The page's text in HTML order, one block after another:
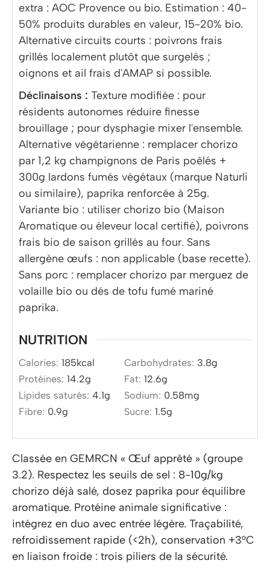
extra : AOC Provence ou bio. Estimation : 40-
50% produits durables en valeur, 15-20% bio.
Alternative circuits courts : poivrons frais
grillés localement plutôt que surgelés ;
oignons et ail frais d'AMAP si possible.
Déclinaisons : Texture modifiée : pour
résidents autonomes réduire finesse
brouillage ; pour dysphagie mixer l'ensemble.
Alternative végétarienne : remplacer chorizo
par 1,2 kg champignons de Paris poêlés +
300g lardons fumés végétaux (marque Naturli
ou similaire), paprika renforcée à 25g.
Variante bio : utiliser chorizo bio (Maison
Aromatique ou éleveur local certifié), poivrons
frais bio de saison grillés au four. Sans
allergène œufs : non applicable (base recette).
Sans porc : remplacer chorizo par merguez de
volaille bio ou dés de tofu fumé mariné
paprika.
NUTRITION
Calories: 185kcal Carbohydrates: 3.8g
Protéines: 14.2g Fat: 12.6g
Lipides saturés: 4.1g Sodium: 0.58mg
Fibre: 0.9g Sucre: 1.5g
Classée en GEMRCN « Œuf apprêté » (groupe
3.2). Respectez les seuils de sel : 8-10g/kg
chorizo déjà salé, dosez paprika pour équilibre
aromatique. Protéine animale significative :
intégrez en duo avec entrée légère. Traçabilité,
refroidissement rapide (<2h), conservation +3°C
en liaison froide : trois piliers de la sécurité.